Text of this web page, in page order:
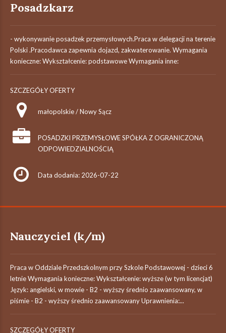
Posadzkarz
- wykonywanie posadzek przemysłowych.Praca w delegacji na terenie
Polski .Pracodawca zapewnia dojazd, zakwaterowanie. Wymagania
konieczne: Wykształcenie: podstawowe Wymagania inne:
SZCZEGÓŁY OFERTY
małopolskie / Nowy Sącz
POSADZKI PRZEMYSŁOWE SPÓŁKA Z OGRANICZONĄ
ODPOWIEDZIALNOŚCIĄ
Data dodania: 2026-07-22
Nauczyciel (k/m)
Praca w Oddziale Przedszkolnym przy Szkole Podstawowej - dzieci 6
letnie Wymagania konieczne: Wykształcenie: wyższe (w tym licencjat)
Język: angielski, w mowie - B2 - wyższy średnio zaawansowany, w
piśmie - B2 - wyższy średnio zaawansowany Uprawnienia:...
SZCZEGÓŁY OFERTY